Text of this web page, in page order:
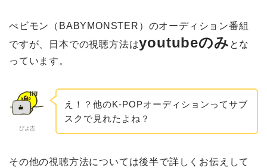
べビモン（BABYMONSTER）のオーディション番組
ですが、日本での視聴方法はyoutubeのみ とな
っています。
ぴよ吉
え！？他のK-POPオーディションってサブ
スクで見れたよね？
その他の視聴方法については後半で詳しくお伝えして